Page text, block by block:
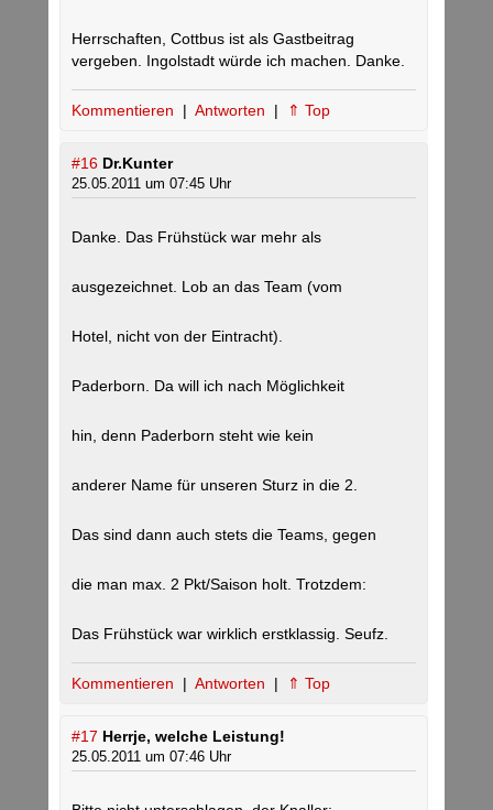
Herrschaften, Cottbus ist als Gastbeitrag
vergeben. Ingolstadt würde ich machen. Danke.
Kommentieren | Antworten | ⇑ Top
#16 Dr.Kunter
25.05.2011 um 07:45 Uhr
Danke. Das Frühstück war mehr als
ausgezeichnet. Lob an das Team (vom
Hotel, nicht von der Eintracht).
Paderborn. Da will ich nach Möglichkeit
hin, denn Paderborn steht wie kein
anderer Name für unseren Sturz in die 2.
Das sind dann auch stets die Teams, gegen
die man max. 2 Pkt/Saison holt. Trotzdem:
Das Frühstück war wirklich erstklassig. Seufz.
Kommentieren | Antworten | ⇑ Top
#17 Herrje, welche Leistung!
25.05.2011 um 07:46 Uhr